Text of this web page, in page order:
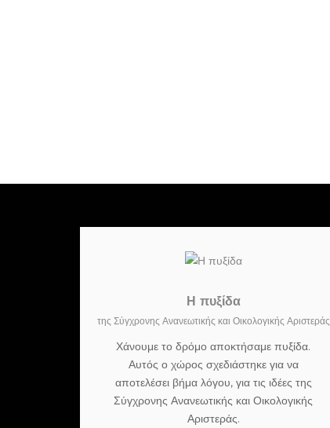
Η πυξίδα
της Σύγχρονης Ανανεωτικής και Οικολογικής Αριστεράς
Χάνουμε το δρόμο αποκτήσαμε πυξίδα.
Αυτός ο χώρος σχεδιάστηκε για να
αποτελέσει βήμα λόγου, για τις ιδέες της
Σύγχρονης Ανανεωτικής και Οικολογικής
Αριστεράς.